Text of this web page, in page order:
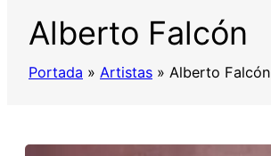
Alberto Falcón
Portada » Artistas » Alberto Falcón